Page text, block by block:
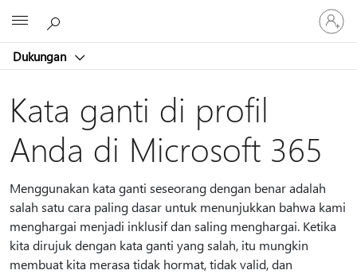
Dukungan
Masuk
ke
akun
Kata ganti di profil
Anda di Microsoft 365
Menggunakan kata ganti seseorang dengan benar adalah
salah satu cara paling dasar untuk menunjukkan bahwa kami
menghargai menjadi inklusif dan saling menghargai. Ketika
kita dirujuk dengan kata ganti yang salah, itu mungkin
membuat kita merasa tidak hormat, tidak valid, dan